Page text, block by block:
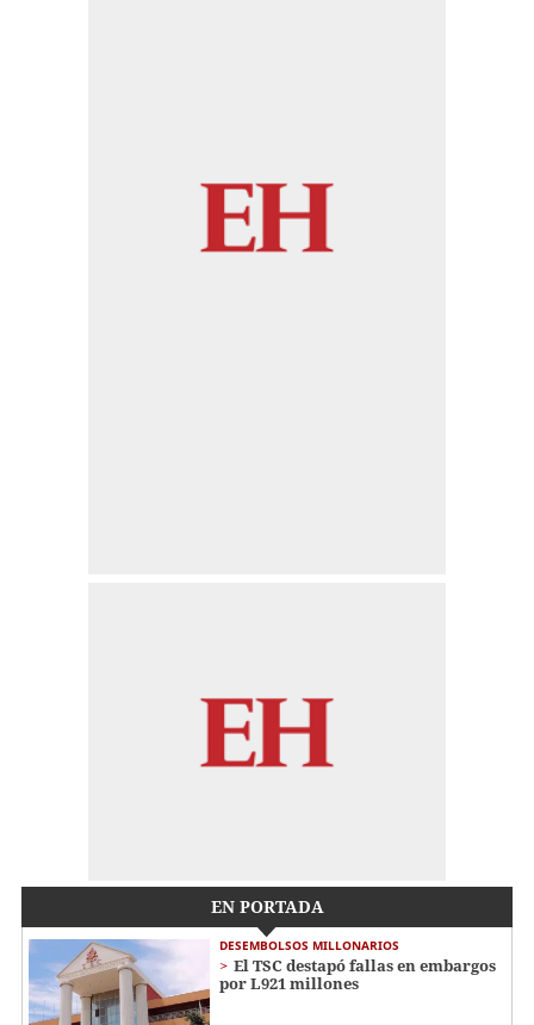
EN PORTADA
DESEMBOLSOS MILLONARIOS
El TSC destapó fallas en embargos
por L921 millones